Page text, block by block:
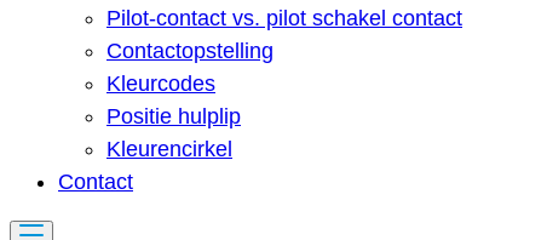
Pilot-contact vs. pilot schakel contact
Contactopstelling
Kleurcodes
Positie hulplip
Kleurencirkel
Contact